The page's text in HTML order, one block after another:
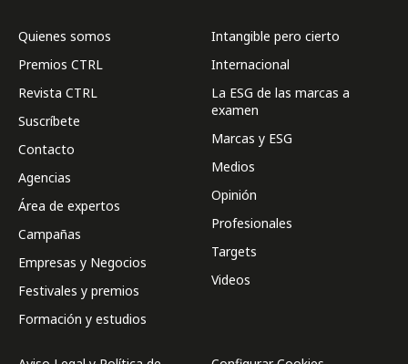
Quienes somos
Premios CTRL
Revista CTRL
Suscríbete
Contacto
Agencias
Área de expertos
Campañas
Empresas y Negocios
Festivales y premios
Formación y estudios
Intangible pero cierto
Internacional
La ESG de las marcas a
examen
Marcas y ESG
Medios
Opinión
Profesionales
Targets
Videos